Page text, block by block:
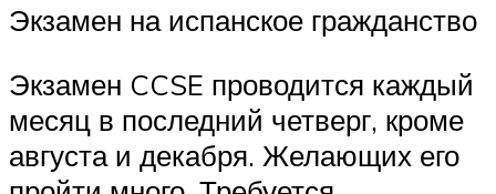
Экзамен на испанское гражданство
Экзамен CCSE проводится каждый
месяц в последний четверг, кроме
августа и декабря. Желающих его